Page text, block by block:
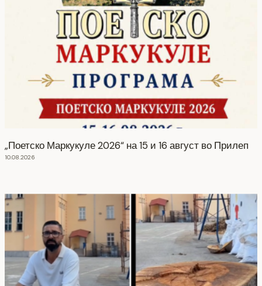
„Поетско Маркукуле 2026“ на 15 и 16 август во Прилеп
10.08.2026